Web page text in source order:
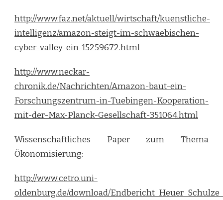
http://www.faz.net/aktuell/wirtschaft/kuenstliche-
intelligenz/amazon-steigt-im-schwaebischen-
cyber-valley-ein-15259672.html
http://www.neckar-
chronik.de/Nachrichten/Amazon-baut-ein-
Forschungszentrum-in-Tuebingen-Kooperation-
mit-der-Max-Planck-Gesellschaft-351064.html
Wissenschaftliches Paper zum Thema
Ökonomisierung:
http://www.cetro.uni-
oldenburg.de/download/